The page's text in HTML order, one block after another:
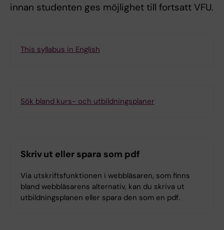
innan studenten ges möjlighet till fortsatt VFU.
This syllabus in English
Sök bland kurs- och utbildningsplaner
Skriv ut eller spara som pdf
Via utskriftsfunktionen i webbläsaren, som finns
bland webbläsarens alternativ, kan du skriva ut
utbildningsplanen eller spara den som en pdf.